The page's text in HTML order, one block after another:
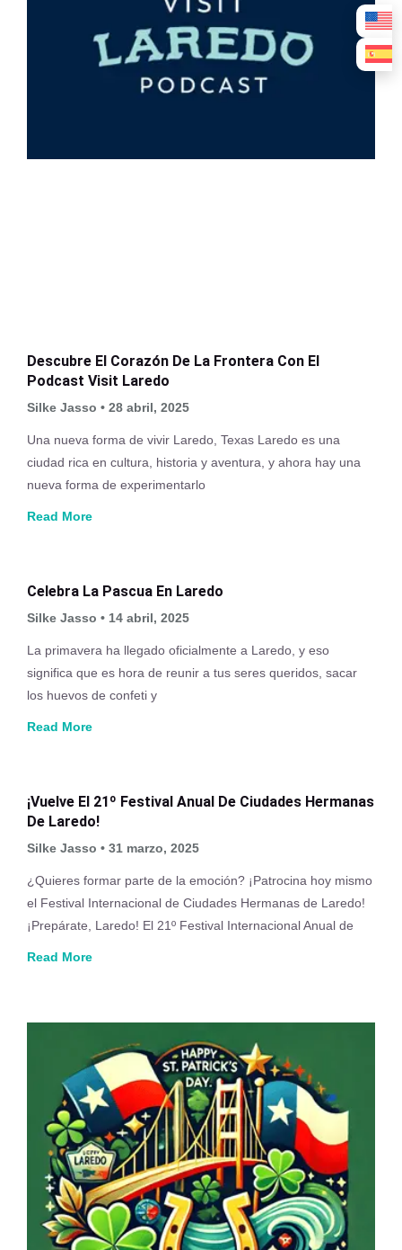
Descubre El Corazón De La Frontera Con El
Podcast Visit Laredo
Silke Jasso 28 abril, 2025
Una nueva forma de vivir Laredo, Texas Laredo es una
ciudad rica en cultura, historia y aventura, y ahora hay una
nueva forma de experimentarlo
Read More
Celebra La Pascua En Laredo
Silke Jasso 14 abril, 2025
La primavera ha llegado oficialmente a Laredo, y eso
significa que es hora de reunir a tus seres queridos, sacar
los huevos de confeti y
Read More
¡Vuelve El 21º Festival Anual De Ciudades Hermanas
De Laredo!
Silke Jasso 31 marzo, 2025
¿Quieres formar parte de la emoción? ¡Patrocina hoy mismo
el Festival Internacional de Ciudades Hermanas de Laredo!
¡Prepárate, Laredo! El 21º Festival Internacional Anual de
Read More